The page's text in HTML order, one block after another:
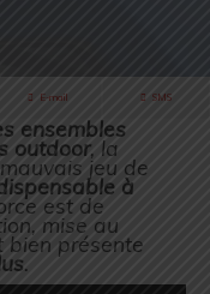
E-mail SMS
ensembles
outdoor, la
jeu de
à
est de
mise au
bien présente
.